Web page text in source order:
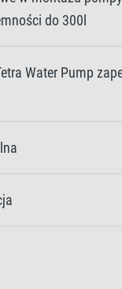
do 300l
Water Pump